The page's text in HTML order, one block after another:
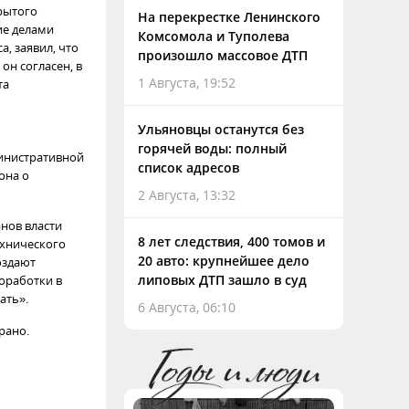
делами
заявил, что
согласен, в
о
власти
в
На перекрестке Ленинского
Комсомола и Туполева
произошло массовое ДТП
1 Августа, 19:52
Ульяновцы останутся без
горячей воды: полный
список адресов
2 Августа, 13:32
8 лет следствия, 400 томов и
20 авто: крупнейшее дело
липовых ДТП зашло в суд
6 Августа, 06:10